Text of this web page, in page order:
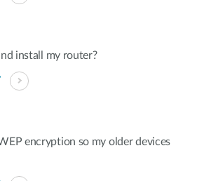
install my router?
encryption so my older devices